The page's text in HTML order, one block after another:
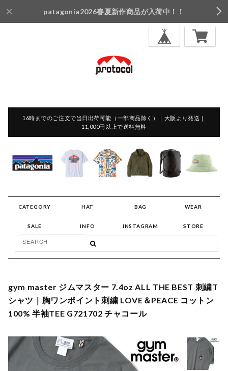
patagonia2026春夏新作商品が入荷中！！
16時までのご注文で当日出荷可能（一部商品除く）｜大阪より発送｜
11,000円以上で送料無料
CATEGORY HAT BAG WEAR
SALE INFO INSTAGRAM STORE
gym master ジムマスター 7.4oz ALL THE BEST 刺繍T
シャツ｜胸ワンポイント刺繍 LOVE＆PEACE コットン
100% 半袖TEE G721702 チャコール